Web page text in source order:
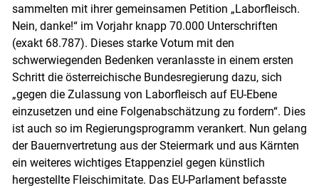
sammelten mit ihrer gemeinsamen Petition „Laborfleisch.
Nein, danke!“ im Vorjahr knapp 70.000 Unterschriften
(exakt 68.787). Dieses starke Votum mit den
schwerwiegenden Bedenken veranlasste in einem ersten
Schritt die österreichische Bundesregierung dazu, sich
„gegen die Zulassung von Laborfleisch auf EU-Ebene
einzusetzen und eine Folgenabschätzung zu fordern“. Dies
ist auch so im Regierungsprogramm verankert. Nun gelang
der Bauernvertretung aus der Steiermark und aus Kärnten
ein weiteres wichtiges Etappenziel gegen künstlich
hergestellte Fleischimitate. Das EU-Parlament befasste